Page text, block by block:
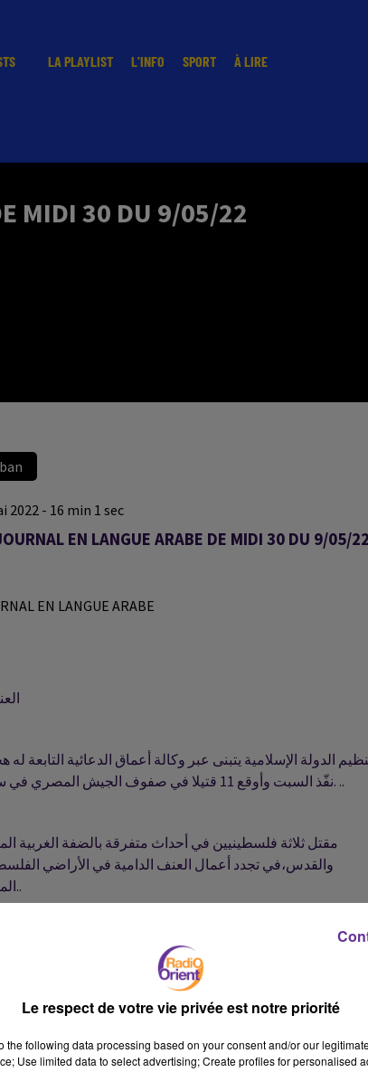
LA PLAYLIST L'INFO SPORT À LIRE
MIDI 30 DU 9/05/22
2022 - 16 min 1 sec
EN LANGUE ARABE DE MIDI 30 DU 9/05/22
EN LANGUE ARABE
الدولة الإسلامية يتبنى عبر وكالة أعماق الدعائية التابعة له
نفّذ السبت وأوقع 11 قتيلا في صفوف الجيش المصري في سيناء. ..
مقتل ثلاثة فلسطينيين في أحداث متفرقة بالضفة الغربية
والقدس،في تجدد أعمال العنف الدامية في الأراضي
المحتلة..
مدير المغتربين في وزارة الخارجية اللبنانية يعلن أنّ “نسبة
الفي شخص يتظاهرون الاحد بالعاصمة التونسية دعما
Le respect de votre vie privée est notre priorité
the following data processing based on your consent and/or our
Use limited data to select advertising; Create profiles for personalised